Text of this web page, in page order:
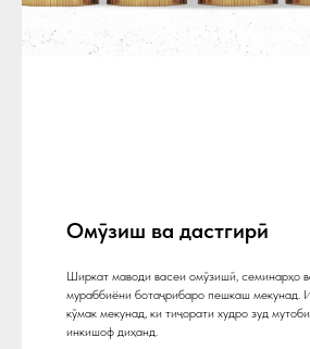
Омӯзиш ва дастгирӣ
Ширкат маводи васеи омӯзишӣ, семинарҳо
мураббиёни ботаҷрибаро пешкаш мекунад.
кӯмак мекунад, ки тиҷорати худро зуд
инкишоф диҳанд.